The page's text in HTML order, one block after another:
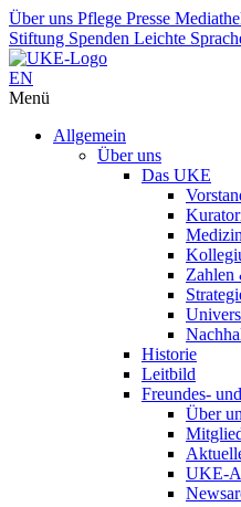
Über uns Pflege Presse
Stiftung Spenden Leichte
EN
Menü
Allgemein
Über uns
Das UKE
Zahlen
Historie
Leitbild
Freundes-
Über
UKE-